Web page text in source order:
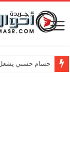
حسام حسني يشعل